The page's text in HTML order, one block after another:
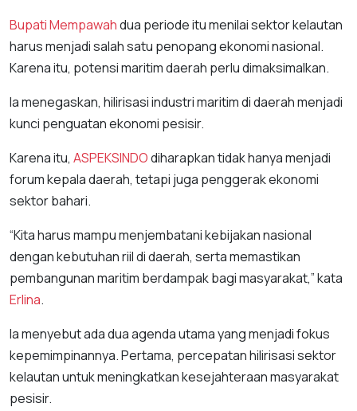
Bupati Mempawahdua periode itu menilai sektor kelautan
harus menjadi salah satu penopang ekonomi nasional.
Karena itu, potensi maritim daerah perlu dimaksimalkan.
Ia menegaskan, hilirisasi industri maritim di daerah menjadi
kunci penguatan ekonomi pesisir.
Karena itu, ASPEKSINDOdiharapkan tidak hanya menjadi
forum kepala daerah, tetapi juga penggerak ekonomi
sektor bahari.
“Kita harus mampu menjembatani kebijakan nasional
dengan kebutuhan riil di daerah, serta memastikan
pembangunan maritim berdampak bagi masyarakat,” kata
Erlina.
Ia menyebut ada dua agenda utama yang menjadi fokus
kepemimpinannya. Pertama, percepatan hilirisasi sektor
kelautan untuk meningkatkan kesejahteraan masyarakat
pesisir.